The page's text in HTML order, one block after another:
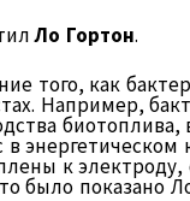
Ло Гортон.
того, как
Например,
в
к электроду,
было показано